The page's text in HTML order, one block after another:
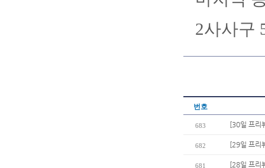
2사사구
번호
683 [30일 프리
682 [29일 프리
681 [28일 프리